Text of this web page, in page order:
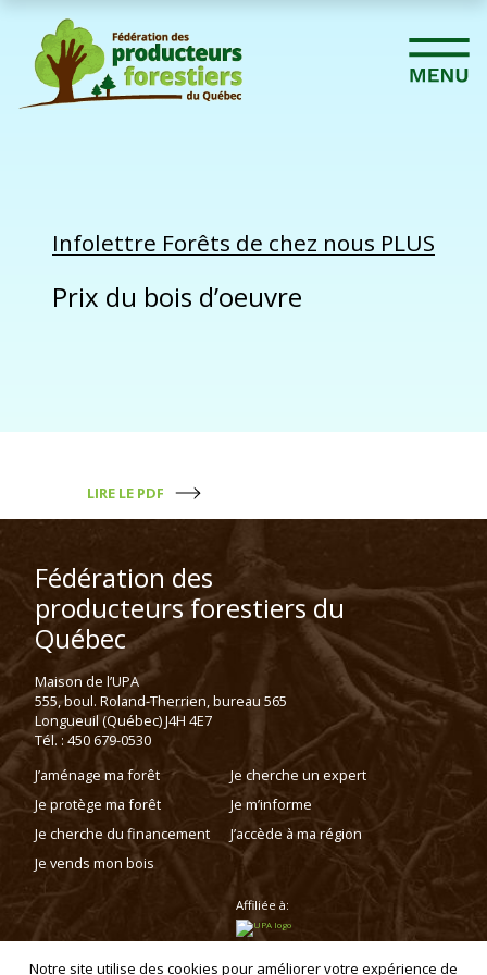
Infolettre Forêts de chez nous PLUS
Prix du bois d’oeuvre
LIRE LE PDF
Fédération des
producteurs forestiers du
Québec
Maison de l’UPA
555, boul. Roland-Therrien, bureau 565
Longueuil (Québec) J4H 4E7
Tél. : 450 679-0530
J’aménage ma forêt
Je protège ma forêt
Je cherche du financement
Je vends mon bois
Je cherche un expert
Je m’informe
J’accède à ma région
Affiliée à:
Notre site utilise des cookies pour améliorer votre expérience de